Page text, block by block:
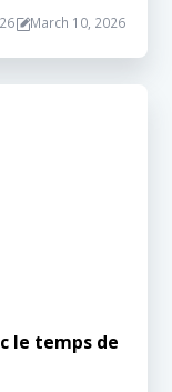
March 10, 2026
le temps de